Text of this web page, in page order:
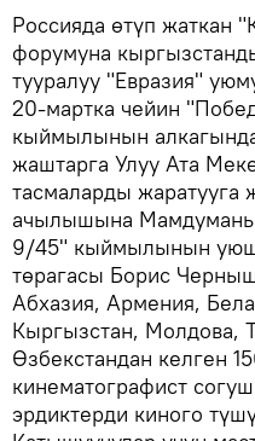
Россияда өтүп жаткан
форумуна
тууралуу "Евразия"
20-мартка чейин
кыймылынын
жаштарга Улуу Ата
тасмаларды
ачылышына
9/45" кыймылынын
төрагасы Борис
Абхазия, Армения,
Кыргызстан, Молдова,
Өзбекстандан келген
кинематографист
эрдиктерди киного